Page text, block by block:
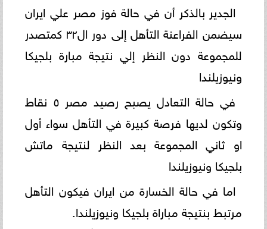
الجدير بالذكر أن في حالة فوز مصر علي ايران
سيضمن الفراعنة التأهل إلى دور ال٣٢ كمتصدر
للمجموعة دون النظر إلي نتيجة مبارة بلجيكا
ونيوزيلندا
في حالة التعادل يصبح رصيد مصر ٥ نقاط
وتكون لديها فرصة كبيرة في التأهل سواء أول
او ثاني المجموعة بعد النظر لنتيجة ماتش
بلجيكا ونيوزيلندا
اما في حالة الخسارة من ايران فيكون التأهل
مرتبط بنتيجة مباراة بلجيكا ونيوزيلندا.